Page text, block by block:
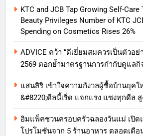
KTC and JCB Tap Growing Self-Care
Beauty Privileges Number of KTC
Spending on Cosmetics Rises 26%
ADVICE คว้า “ดีเยี่ยมสมควรเป็นตัวอย่
2569 ตอกย้ำมาตรฐานการกำกับดูแลกิ
แสนสิริ เข้าใจความกังวลผู้ซื้อบ้านยุค
&#8220;ดีลนี้เริ่ด แจกแรง แซงทุกดีล
อิมแพ็คชวนครอบครัวฉลองวันแม่ เปิด
โปรโมชันจาก 5 ร้านอาหาร ตลอดเดือ